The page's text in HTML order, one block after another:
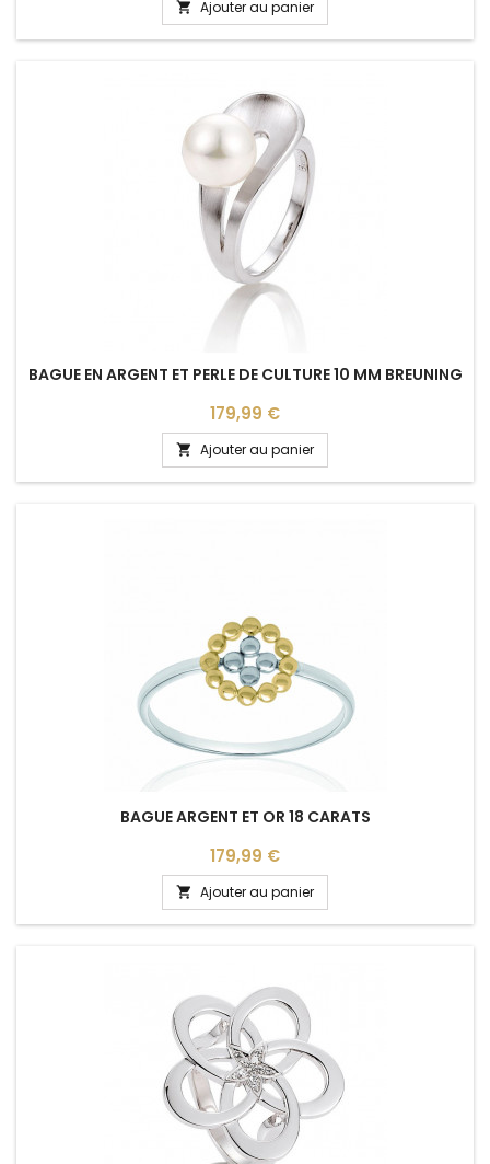
 Ajouter au panier
BAGUE EN ARGENT ET PERLE DE CULTURE 10 MM BREUNING
Prix
179,99 €
 Ajouter au panier
BAGUE ARGENT ET OR 18 CARATS
Prix
179,99 €
 Ajouter au panier